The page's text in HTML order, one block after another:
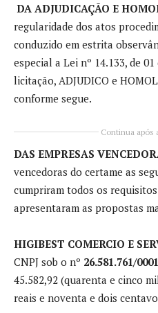
DA ADJUDICAÇÃO E
regularidade dos atos
conduzido em estrita
especial a Lei nº 14.133, de
licitação, ADJUDICO e
conforme segue.
Continua após
DAS EMPRESAS
vencedoras do certame as
cumpriram todos os
apresentaram as propostas
HIGIBEST COMERCIO E
CNPJ sob o nº 26.581.761/
45.582,92 (quarenta e cinco
reais e noventa e dois